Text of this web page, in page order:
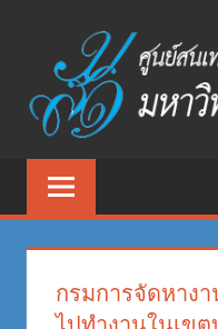
content
ศูนย์
สนเทศ
กรมการจัดหาง